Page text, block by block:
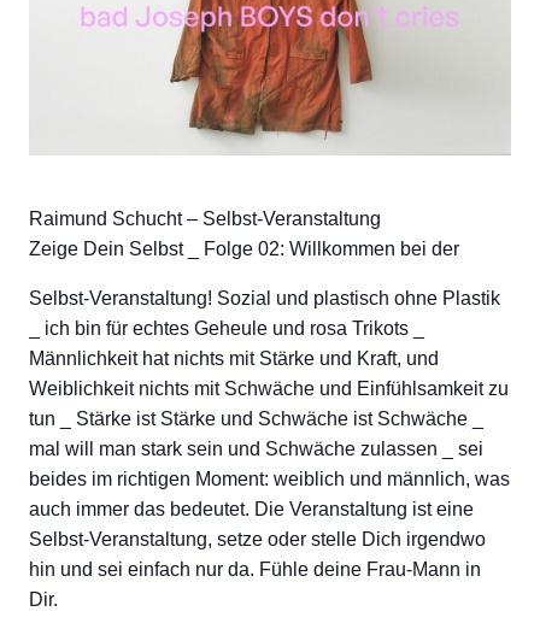
Raimund Schucht – Selbst-Veranstaltung
Zeige Dein Selbst _ Folge 02: Willkommen bei der
Selbst-Veranstaltung! Sozial und plastisch ohne Plastik
_ ich bin für echtes Geheule und rosa Trikots _
Männlichkeit hat nichts mit Stärke und Kraft, und
Weiblichkeit nichts mit Schwäche und Einfühlsamkeit zu
tun _ Stärke ist Stärke und Schwäche ist Schwäche _
mal will man stark sein und Schwäche zulassen _ sei
beides im richtigen Moment: weiblich und männlich, was
auch immer das bedeutet. Die Veranstaltung ist eine
Selbst-Veranstaltung, setze oder stelle Dich irgendwo
hin und sei einfach nur da. Fühle deine Frau-Mann in
Dir.